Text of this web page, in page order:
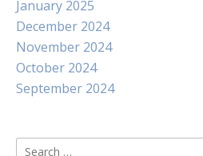
January 2025
December 2024
November 2024
October 2024
September 2024
Search